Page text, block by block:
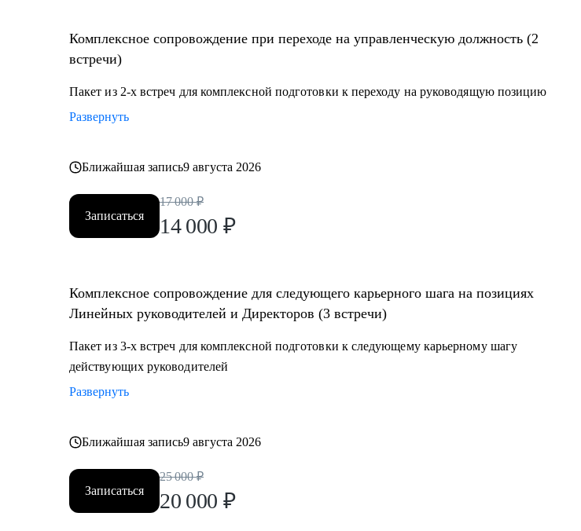
• Определение истинных целей и мотиваций;
• Проработка синдромов самозванца и отличника и др.;
• Определение ограничений и их проработка;
• Определить вектор направления карьеры;
• Директорам по направлениям: общее и операционное управление, продажи, развитие бизнеса;
• Собственникам/акционерам компаний;
• Студентам и молодым специалистам, в построение карьерных треков, для достижения
руководящих позиций;
Комплексное сопровождение при переходе на управленческую должность (2
встречи)
Пакет из 2-х встреч для комплексной подготовки к переходу на руководящую позицию
Развернуть
Ближайшая запись9 августа 2026
Записаться
17 000 ₽
14 000 ₽
Комплексное сопровождение для следующего карьерного шага на позициях
Линейных руководителей и Директоров (3 встречи)
Пакет из 3-х встреч для комплексной подготовки к следующему карьерному шагу
действующих руководителей
Развернуть
Ближайшая запись9 августа 2026
Записаться
25 000 ₽
20 000 ₽